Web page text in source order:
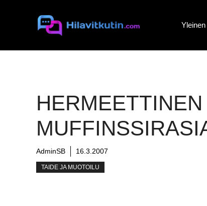
Yleinen
HERMEETTINEN
AdminSB 16.3.2007
TAIDE JA MUOTOILU